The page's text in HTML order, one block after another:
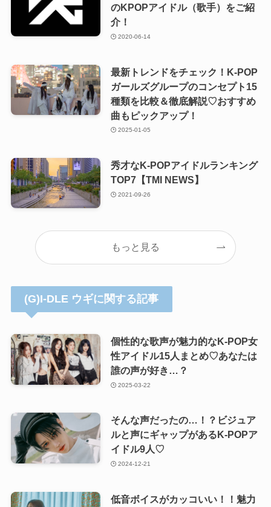
のKPOPアイドル（歌手）をご紹
介！
2020-06-14
最新トレンドをチェック！K-POP
ガールズグループのコンセプト15
種類を比較＆徹底解説♡おすすめ
曲もピックアップ！
2025-01-05
秀才なK-POPアイドルランキング
TOP7【TMI NEWS】
2021-09-26
もっと見る
(G)I-DLE ウギに関する記事
個性的な歌声が魅力的なK-POP女
性アイドル15人まとめ♡あなたは
誰の声が好き…？
2025-03-22
そんな声だったの…！？ビジュア
ルと声にギャップがあるK-POPア
イドル9人♡
2024-12-21
低音ボイスがカッコいい！！魅力